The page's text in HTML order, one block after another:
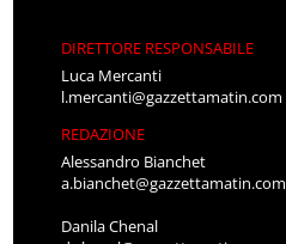
DIRETTORE RESPONSABILE
Luca Mercanti
l.mercanti@gazzettamatin.com
REDAZIONE
Alessandro Bianchet
a.bianchet@gazzettamatin.com
Danila Chenal